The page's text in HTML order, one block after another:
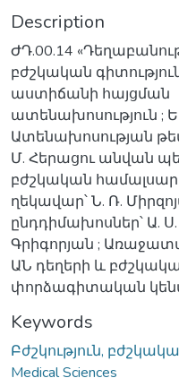
Description
ԺԴ.00.14
բժշկական
աստիճանի հայցման
ատենախոսություն ;
Ատենախոսության
Մ. Հերացու անվան
բժշկական
ղեկավար՝ Ն. Ռ.
ընդդիմախոսներ՝ Ա.
Գրիգորյան ;
ԱՆ դեղերի և
փորձագիտական
Keywords
Բժշկություն,
Medical Sciences